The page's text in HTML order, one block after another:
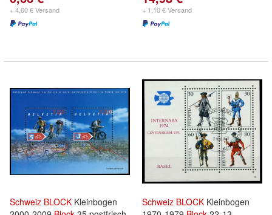
+ 4,60 € Versand + 1,10 € Versand
Schweiz BLOCK Kleinbogen
Schweiz BLOCK Kleinbogen